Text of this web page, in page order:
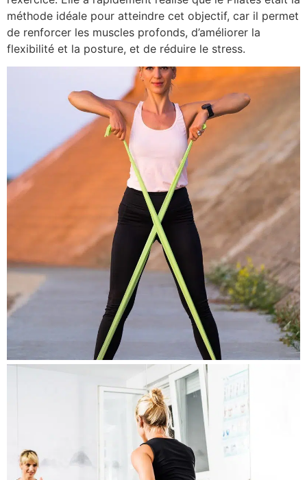
méthode idéale pour atteindre cet objectif, car il permet
de renforcer les muscles profonds, d’améliorer la
flexibilité et la posture, et de réduire le stress.